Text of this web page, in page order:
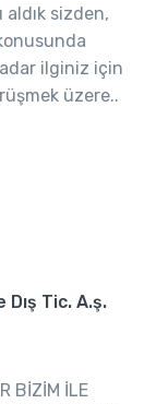
aldık sizden,
ilginiz için
üzere..
Tic. A.ş.
BİZİM İLE